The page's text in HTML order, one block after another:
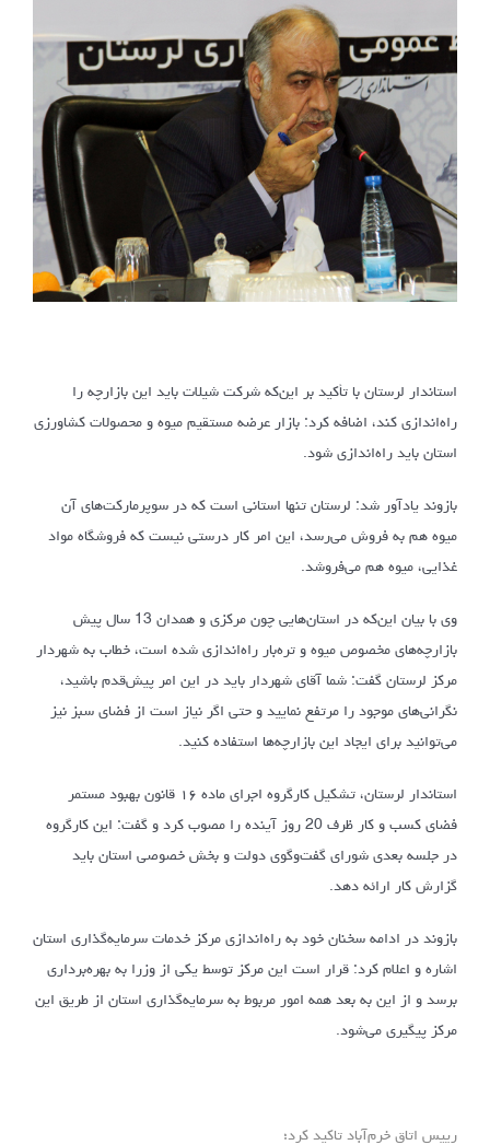
استاندار لرستان با تأکید بر این‌که شرکت شیلات باید این بازارچه را
راه‌اندازی کند، اضافه کرد: بازار عرضه مستقیم میوه و محصولات کشاورزی
استان باید راه‌اندازی شود.
بازوند یادآور شد: لرستان تنها استانی است که در سوپرمارکت‌های آن
میوه هم به فروش می‌رسد، این امر کار درستی نیست که فروشگاه مواد
غذایی، میوه هم می‌فروشد.
وی با بیان این‌که در استان‌هایی چون مرکزی و همدان 13 سال پیش
بازارچه‌های مخصوص میوه و تره‌بار راه‌اندازی شده است، خطاب به شهردار
مرکز لرستان گفت: شما آقای شهردار باید در این امر پیش‌قدم باشید،
نگرانی‌های موجود را مرتفع نمایید و حتی اگر نیاز است از فضای سبز نیز
می‌توانید برای ایجاد این بازارچه‌ها استفاده کنید.
استاندار لرستان، تشکیل کارگروه اجرای ماده ۱۶ قانون بهبود مستمر
فضای کسب و کار ظرف 20 روز آینده را مصوب کرد و گفت: این کارگروه
در جلسه بعدی شورای گفت‌وگوی دولت و بخش خصوصی استان باید
گزارش کار ارائه دهد.
بازوند در ادامه سخنان خود به راه‌اندازی مرکز خدمات سرمایه‌گذاری استان
اشاره و اعلام کرد: قرار است این مرکز توسط یکی از وزرا به بهره‌برداری
برسد و از این به بعد همه امور مربوط به سرمایه‌گذاری استان از طریق این
مرکز پیگیری می‌شود.
رییس اتاق خرم‌آباد تاکید کرد؛